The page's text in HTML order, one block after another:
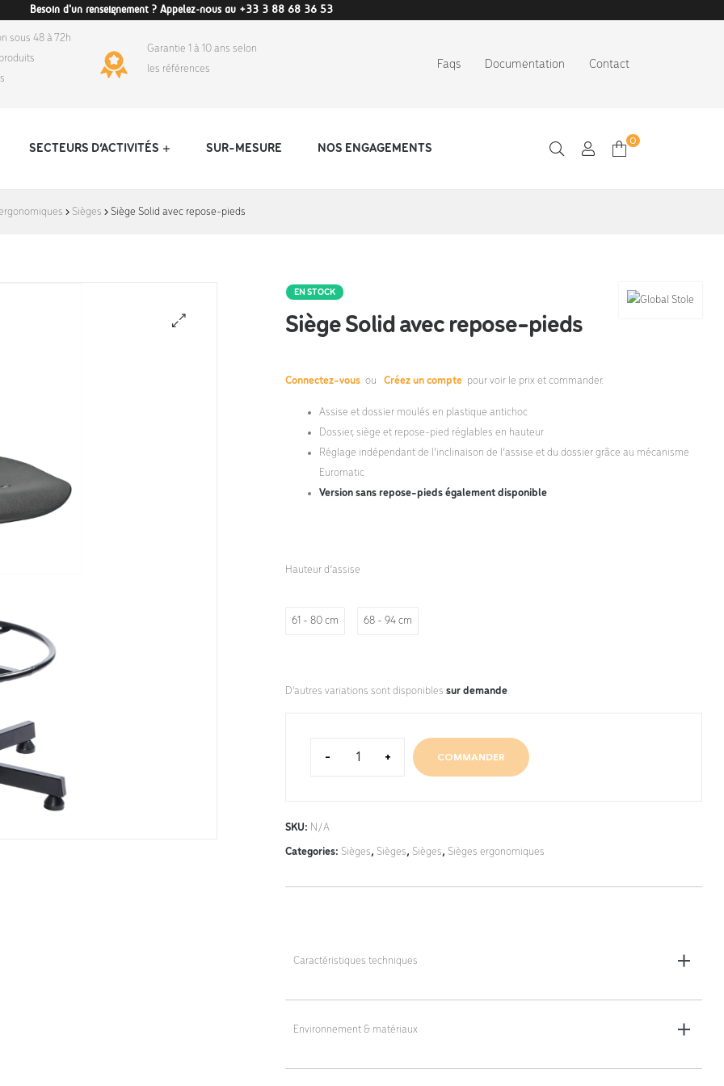
Besoin d'un renseignement ? Appelez-nous au +33 3 88 68 36 53
sous 48 à 72h
Garantie 1 à 10 ans selon
les références
Faqs Documentation Contact
SECTEURS D’ACTIVITÉS SUR-MESURE NOS ENGAGEMENTS
0
Sièges Siège Solid avec repose-pieds
EN STOCK
Siège Solid avec repose-pieds
Connectez-vous ou Créez un compte pour voir le prix et commander.
Assise et dossier moulés en plastique antichoc
Dossier, siège et repose-pied réglables en hauteur
Réglage indépendant de l’inclinaison de l’assise et du dossier grâce au mécanisme
Euromatic
Version sans repose-pieds également disponible
Hauteur d’assise
61 - 80 cm 68 - 94 cm
D'autres variations sont disponibles sur demande.
- + COMMANDER
SKU: N/A
Categories: Sièges, Sièges, Sièges, Sièges ergonomiques
Caractéristiques techniques
Dimensions du dossier (L x l) : 31 x 37 cm
Environnement & matériaux
Coloris : noir